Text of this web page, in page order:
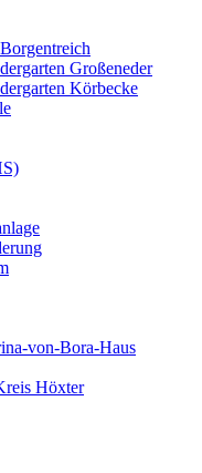
Großeneder
Körbecke
von-Bora-Haus
Höxter